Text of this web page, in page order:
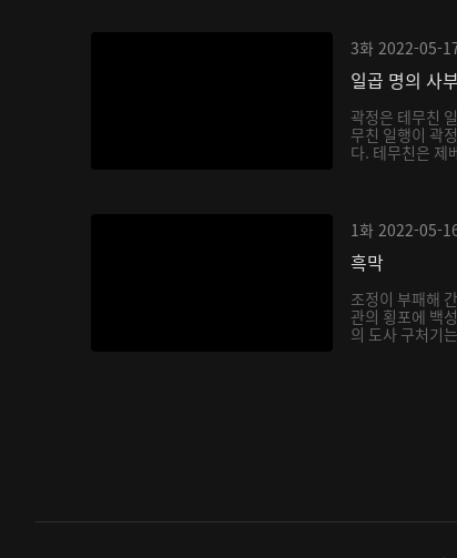
3화 2022-05-
일곱 명의 사부
곽정은 테무친
무친 일행이 곽
다. 테무친은 제
1화 2022-05-
흑막
조정이 부패해
관의 횡포에 백
의 도사 구처기